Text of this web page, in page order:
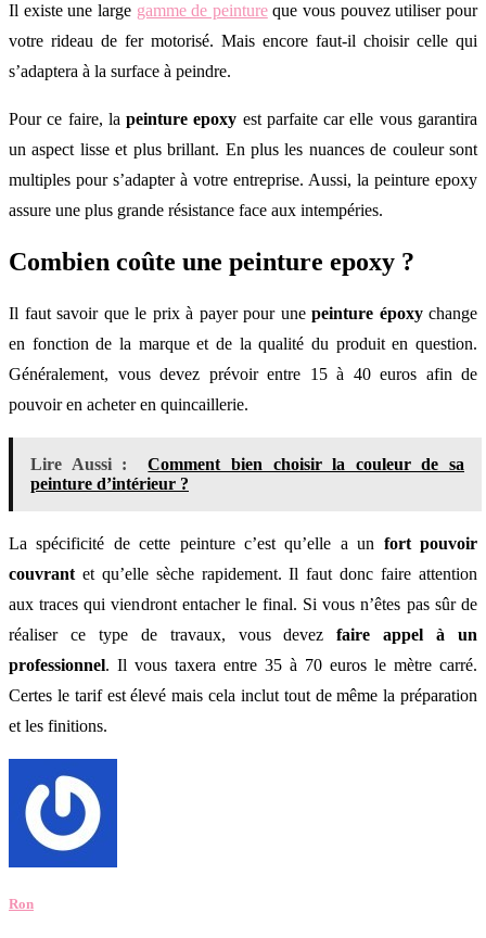
Il existe une large gamme de peintureque vous pouvez utiliser pour
votre rideau de fer motorisé. Mais encore faut-il choisir celle qui
s’adaptera à la surface à peindre.
Pour ce faire, lapeinture epoxy est parfaite car elle vous garantira
un aspect lisse et plus brillant. En plus les nuances de couleur sont
multiples pour s’adapter à votre entreprise. Aussi, la peinture epoxy
assure une plus grande résistance face aux intempéries.
Combien coûte une peinture epoxy ?
Il faut savoir que le prix à payer pour une peinture époxychange
en fonction de la marque et de la qualité du produit en question.
Généralement, vous devez prévoir entre 15 à 40 euros afin de
pouvoir en acheter en quincaillerie.
Lire Aussi :
Comment bien choisir la couleur de sa
peinture d’intérieur ?
La spécificité de cette peinture c’est qu’elle a un fort pouvoir
couvrant et qu’elle sèche rapidement. Il faut donc faire attention
aux traces qui viendront entacher le final. Si vous n’êtes pas sûr de
réaliser ce type de travaux, vous devezfaire appelà un
professionnel. Il vous taxera entre 35 à 70 euros le mètre carré.
Certes le tarif est élevé mais cela inclut tout de même la préparation
et les finitions.
Ron